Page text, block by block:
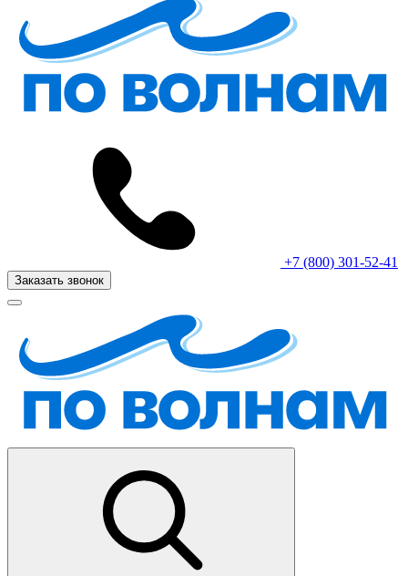
+7 (800) 301-52-41
Заказать звонок